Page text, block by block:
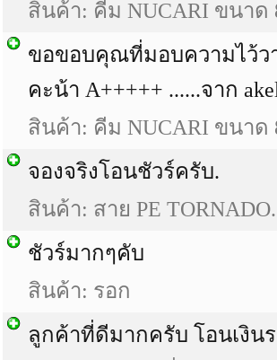
สินค้า: คีม NUCARI ขนาด
ขอขอบคุณที่มอบความไว้ว
คะน้า A+++++ ......จาก
สินค้า: คีม NUCARI ขนาด
จองจริงโอนชัวร์ครับ.
สินค้า: สาย PE TORNADO.
ชัวร์มากๆคับ
สินค้า: รอก
ลูกค้าที่ดีมากครับ โอนเงินร